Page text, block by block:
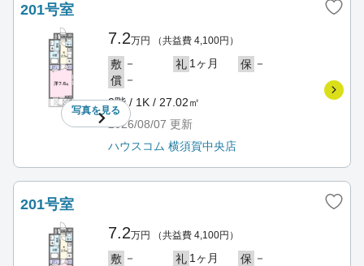
201号室
写真を見る
7.2万円 （共益費 4,100円）
敷 － 礼 1ヶ月 保 －
償 －
2階 / 1K / 27.02㎡
2026/08/07 更新
ハウスコム 横須賀中央店
201号室
7.2万円 （共益費 4,100円）
敷 － 礼 1ヶ月 保 －